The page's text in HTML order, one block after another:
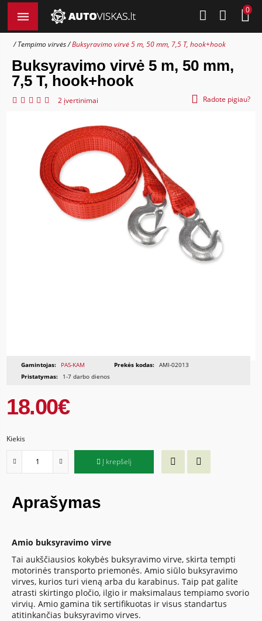
0
Tempimo virvės Buksyravimo virvė 5 m, 50 mm, 7,5 T, hook+hook
Buksyravimo virvė 5 m, 50 mm,
7,5 T, hook+hook
2 įvertinimai Radote pigiau?
Gamintojas: PAS-KAM Prekės kodas: AMI-02013
Pristatymas:
1-7 darbo dienos
18.00€
Kiekis
Į krepšelį
Aprašymas
Amio buksyravimo virve
Tai aukščiausios kokybės buksyravimo virve, skirta tempti
motorinės transporto priemonės. Amio siūlo buksyravimo
virves, kurios turi vieną arba du karabinus. Taip pat galite
atrasti skirtingo pločio, ilgio ir maksimalaus tempiamo svorio
virvių. Amio gamina tik sertifikuotas ir visus standartus
atitinkančias buksyravimo virves.